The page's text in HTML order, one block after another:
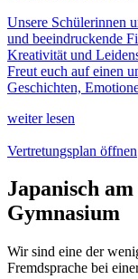
Unsere Schülerinnen
und beeindruckende
Kreativität und
Freut euch auf einen
Geschichten,
weiter lesen
Vertretungsplan öffnen
Japanisch
Gymnasium
Wir sind eine der
Fremdsprache bei